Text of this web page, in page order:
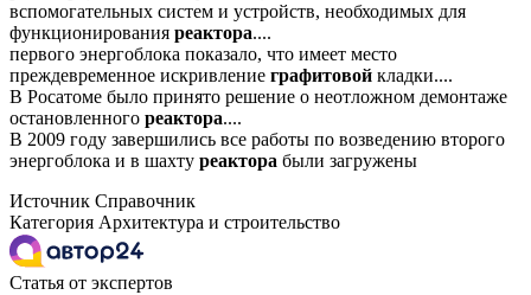
вспомогательных систем и устройств, необходимых для
функционирования реактора....
первого энергоблока показало, что имеет место
преждевременное искривление графитовой кладки....
В Росатоме было принято решение о неотложном демонтаже
остановленного реактора....
В 2009 году завершились все работы по возведению второго
энергоблока и в шахту реактора были загружены
Источник Справочник
Категория Архитектура и строительство
Статья от экспертов